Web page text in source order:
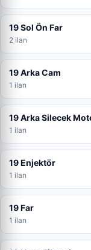
19 Sol Ön Far
2 ilan
19 Arka Cam
1 ilan
19 Arka Silecek
1 ilan
19 Enjektör
1 ilan
19 Far
1 ilan